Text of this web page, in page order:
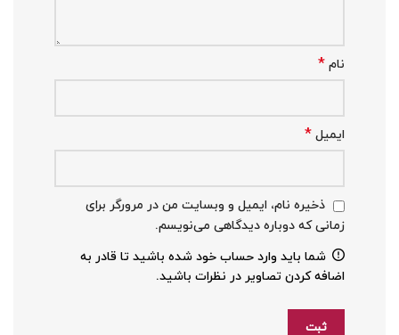
نام *
ایمیل *
ذخیره نام، ایمیل و وبسایت من در مرورگر برای
زمانی که دوباره دیدگاهی می‌نویسم.
شما باید وارد حساب خود شده باشید تا قادر به
اضافه کردن تصاویر در نظرات باشید.